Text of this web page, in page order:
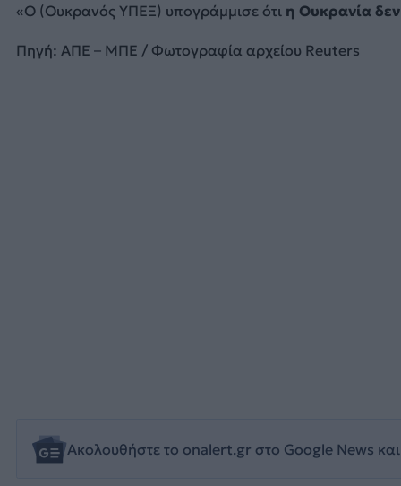
«Ο (Ουκρανός ΥΠΕΞ) υπογράμμισε ότι η Ουκρανία
Πηγή: ΑΠΕ – ΜΠΕ / Φωτογραφία αρχείου Reuters
Ακολουθήστε το onalert.gr στο Google News